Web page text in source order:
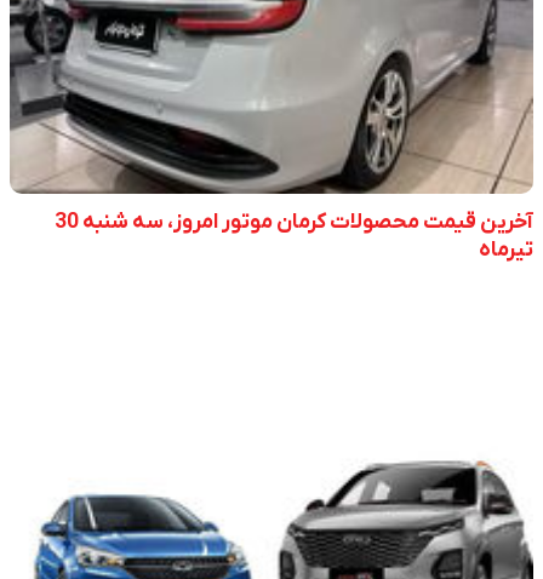
آخرین قیمت محصولات کرمان موتور امروز، سه شنبه 30
تیرماه